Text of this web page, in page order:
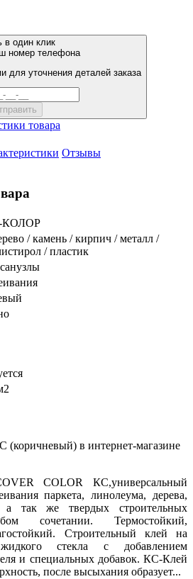
в один клик
номер телефона
для уточнения деталей заказа
товара
Отзывы
/ камень / кирпич / металл /
/ пластик
в интернет-магазине
COLOR КС,универсальный
паркета, линолеума, дерева,
а так же твердых строительных
сочетании. Термостойкий,
Строительный клей на
стекла с добавлением
и специальных добавок. КС-Клей
после высыхания образует...